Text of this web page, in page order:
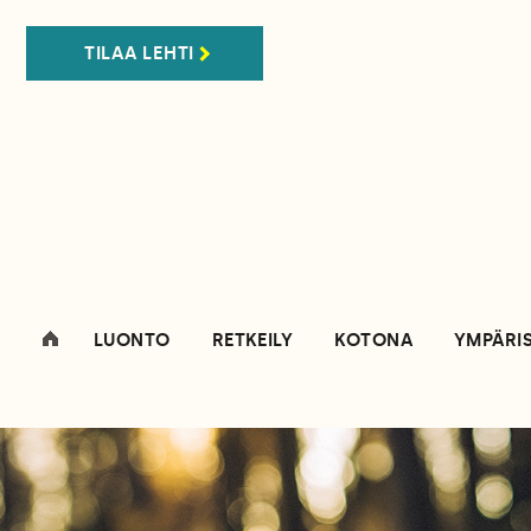
TILAA LEHTI
LUONTO RETKEILY KOTONA